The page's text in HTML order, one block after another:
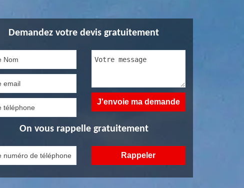
Demandez votre devis gratuitement
On vous rappelle gratuitement